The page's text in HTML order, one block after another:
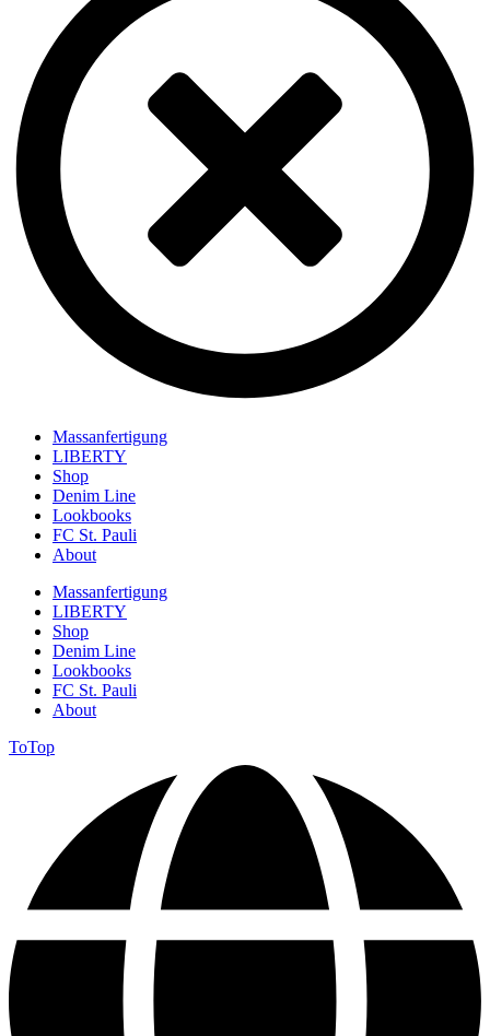
Massanfertigung
LIBERTY
Shop
Denim Line
Lookbooks
FC St. Pauli
About
Massanfertigung
LIBERTY
Shop
Denim Line
Lookbooks
FC St. Pauli
About
ToTop